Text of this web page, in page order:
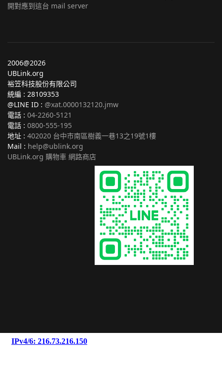
開對應到這台 mail server
2006@2026
UBLink.org
裕笠科技股份有限公司
統編 : 28109353
@LINE ID : @xat.0000132120.jmw
電話 : 04-2260-5121
電話 : 0800-555-195
地址 : 402020 台中市南區樹義一巷13之19號1樓
Mail : help@ublink.org
UBLink.org 購物車 網路商店